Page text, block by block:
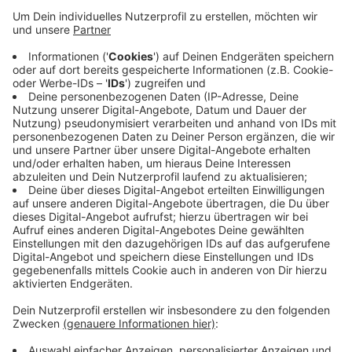
Straßengraben, der Junge entkam. Die
Staatsanwaltschaft hat den 22-Jährigen wegen
versuchten sexuellen Kindesmissbrauchs und
Freiheitsberaubung angeklagt. Der Mann soll den
Jungen aggressiv genötigt haben, bei ihm
einzusteigen. Die Untersuchung von Handy und
Computer des Mannes ergaben, dass er sich
schon vorher mit Kindesmissbrauch und -
entführung beschäftigt hat.
Veröffentlicht:Montag, 07.10.2019 10:11
Anzeige